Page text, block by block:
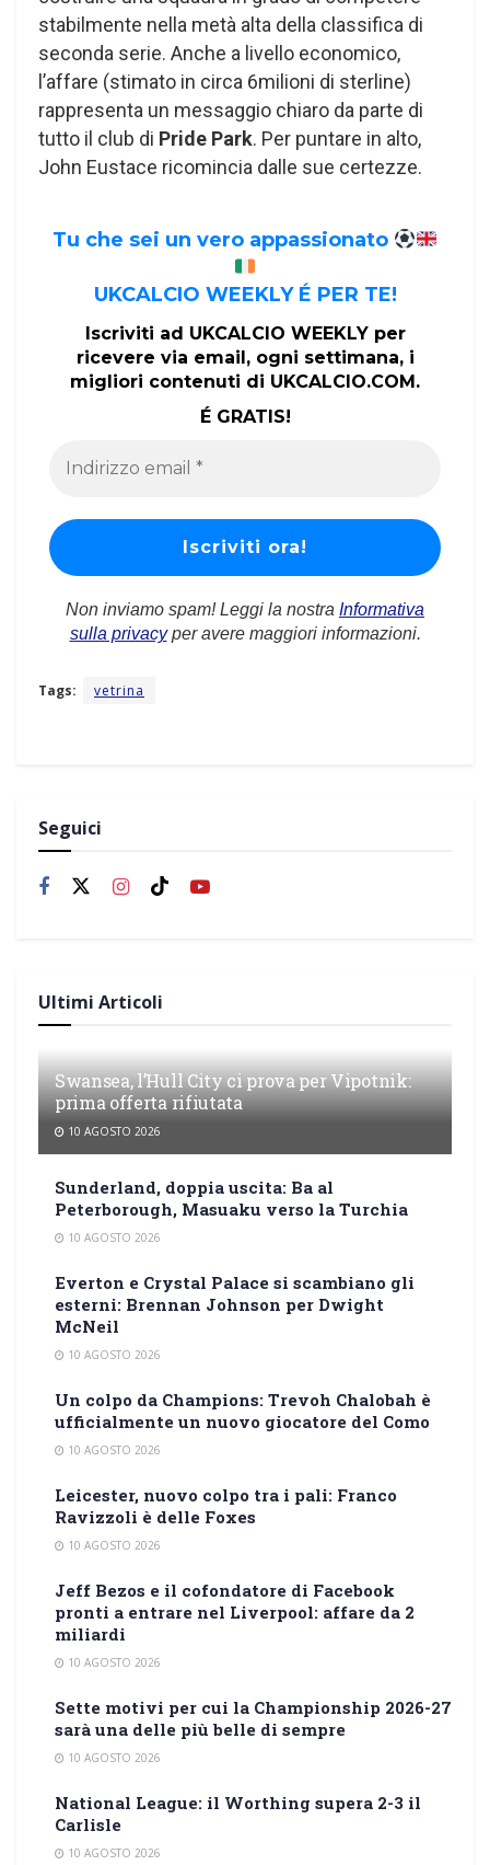
stabilmente nella metà alta della classifica di
seconda serie. Anche a livello economico,
l’affare (stimato in circa 6milioni di sterline)
rappresenta un messaggio chiaro da parte di
tutto il club di Pride Park. Per puntare in alto,
John Eustace ricomincia dalle sue certezze.
Tu che sei un vero appassionato
UKCALCIO WEEKLY É PER TE!
Iscriviti ad UKCALCIO WEEKLY per
ricevere via email, ogni settimana, i
migliori contenuti di UKCALCIO.COM.
É GRATIS!
Non inviamo spam! Leggi la nostra Informativa
sulla privacyper avere maggiori informazioni.
Tags: vetrina
Seguici
Ultimi Articoli
Swansea, l’Hull City ci prova per Vipotnik:
prima offerta rifiutata
10 AGOSTO 2026
Sunderland, doppia uscita: Ba al
Peterborough, Masuaku verso la Turchia
10 AGOSTO 2026
Everton e Crystal Palace si scambiano gli
esterni: Brennan Johnson per Dwight
McNeil
10 AGOSTO 2026
Un colpo da Champions: Trevoh Chalobah è
ufficialmente un nuovo giocatore del Como
10 AGOSTO 2026
Leicester, nuovo colpo tra i pali: Franco
Ravizzoli è delle Foxes
10 AGOSTO 2026
Jeff Bezos e il cofondatore di Facebook
pronti a entrare nel Liverpool: affare da 2
miliardi
10 AGOSTO 2026
Sette motivi per cui la Championship 2026-27
sarà una delle più belle di sempre
10 AGOSTO 2026
National League: il Worthing supera 2-3 il
Carlisle
10 AGOSTO 2026